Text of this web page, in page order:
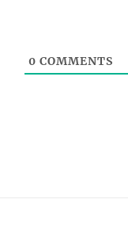
0 COMMENTS